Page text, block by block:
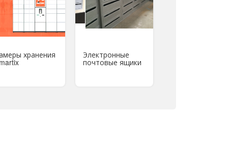
хранения Электронные
почтовые ящики